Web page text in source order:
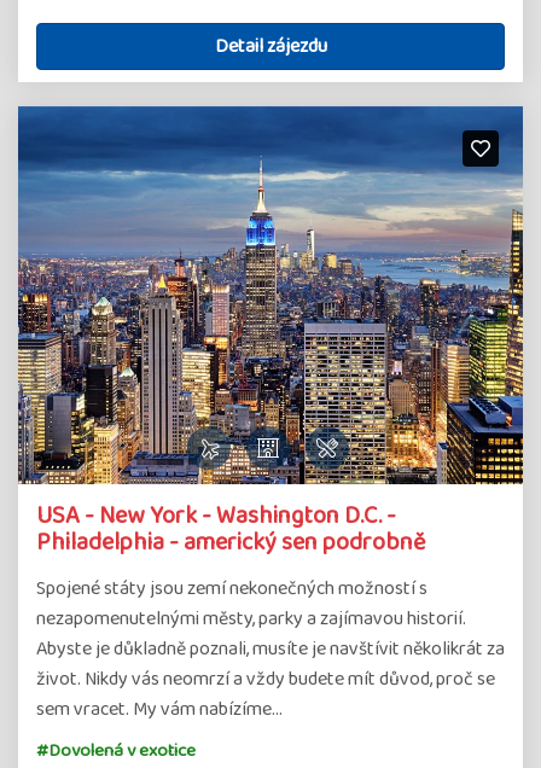
Detail zájezdu
USA - New York - Washington D.C. -
Philadelphia - americký sen podrobně
Spojené státy jsou zemí nekonečných možností s
nezapomenutelnými městy, parky a zajímavou historií.
Abyste je důkladně poznali, musíte je navštívit několikrát za
život. Nikdy vás neomrzí a vždy budete mít důvod, proč se
sem vracet. My vám nabízíme…
#Dovolená v exotice